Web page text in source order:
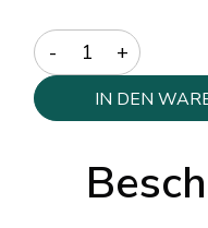
Quantity
IN DEN